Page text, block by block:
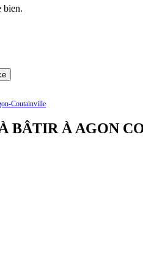
bien.
Coutainville
BÂTIR À AGON